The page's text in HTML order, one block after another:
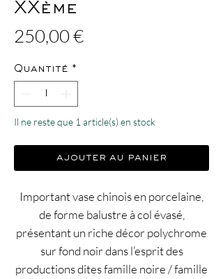
XXème
250,00 €Prix
Quantité *
Il ne reste que 1 article(s) en stock
ajouter au panier
Important vase chinois en porcelaine,
de forme balustre à col évasé,
présentant un riche décor polychrome
sur fond noir dans l’esprit des
productions dites famille noire / famille